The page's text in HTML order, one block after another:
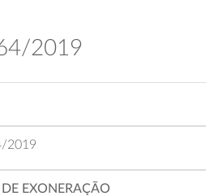
2019
2019
DE EXONERAÇÃO